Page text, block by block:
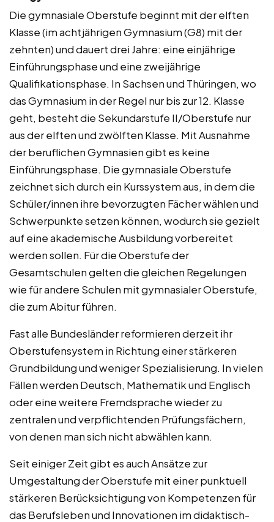
Die gymnasiale Oberstufe beginnt mit der elften
Klasse (im achtjährigen Gymnasium (G8) mit der
zehnten) und dauert drei Jahre: eine einjährige
Einführungsphase und eine zweijährige
Qualifikationsphase. In Sachsen und Thüringen, wo
das Gymnasium in der Regel nur bis zur 12. Klasse
geht, besteht die Sekundarstufe II/Oberstufe nur
aus der elften und zwölften Klasse. Mit Ausnahme
der beruflichen Gymnasien gibt es keine
Einführungsphase. Die gymnasiale Oberstufe
zeichnet sich durch ein Kurssystem aus, in dem die
Schüler/innen ihre bevorzugten Fächer wählen und
Schwerpunkte setzen können, wodurch sie gezielt
auf eine akademische Ausbildung vorbereitet
werden sollen. Für die Oberstufe der
Gesamtschulen gelten die gleichen Regelungen
wie für andere Schulen mit gymnasialer Oberstufe,
die zum Abitur führen.
Fast alle Bundesländer reformieren derzeit ihr
Oberstufensystem in Richtung einer stärkeren
Grundbildung und weniger Spezialisierung. In vielen
Fällen werden Deutsch, Mathematik und Englisch
oder eine weitere Fremdsprache wieder zu
zentralen und verpflichtenden Prüfungsfächern,
von denen man sich nicht abwählen kann.
Seit einiger Zeit gibt es auch Ansätze zur
Umgestaltung der Oberstufe mit einer punktuell
stärkeren Berücksichtigung von Kompetenzen für
das Berufsleben und Innovationen im didaktisch-